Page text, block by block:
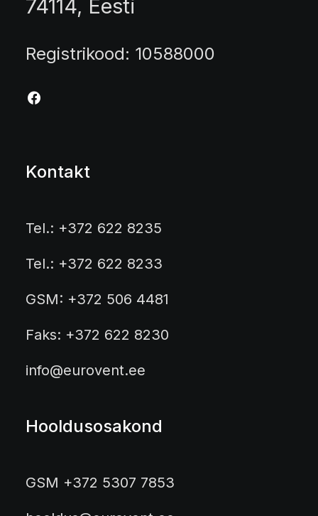
74114, Eesti
Registrikood: 10588000
Kontakt
Tel.: +372 622 8235
Tel.: +372 622 8233
GSM: +372 506 4481
Faks: +372 622 8230
info@eurovent.ee
Hooldusosakond
GSM +372 5307 7853